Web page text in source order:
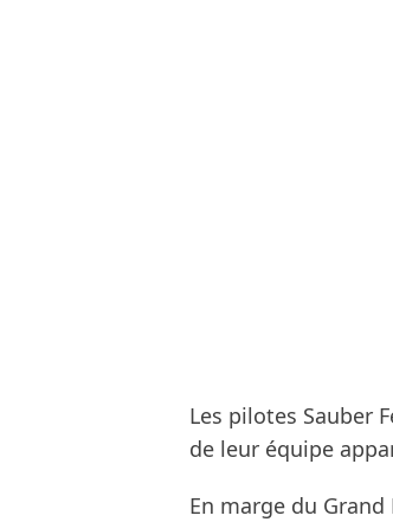
Les pilotes Sauber
de leur équipe
En marge du